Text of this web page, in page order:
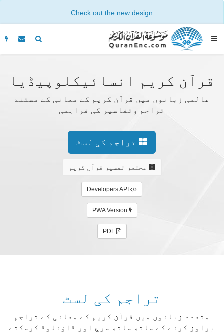
Check out the new design
قرآن کریم انسائیکلوپیڈیا
عالمی زبانوں میں قرآن کریم کے معانی کے مستند
تراجم وتفاسیر کی فراہمی
تراجم کی لسٹ
مختصر تفسیر قرآن کریم
PDF
تراجم کی لسٹ
متعدد زبانوں میں قرآن کریم کے معانی کے تراجم
براوز کرنے کے ساتھ ساتھ سرچ اور ڈاؤنلوڈ کرسکتے